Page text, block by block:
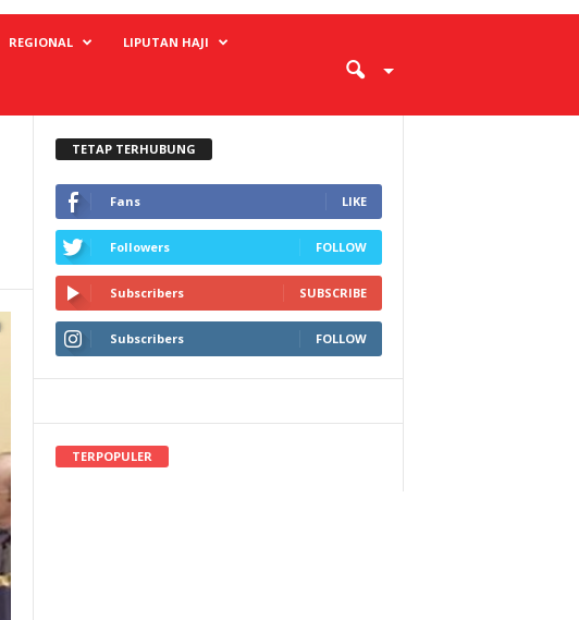
REGIONAL LIPUTAN HAJI
TETAP TERHUBUNG
Fans LIKE
Followers FOLLOW
Subscribers SUBSCRIBE
Subscribers FOLLOW